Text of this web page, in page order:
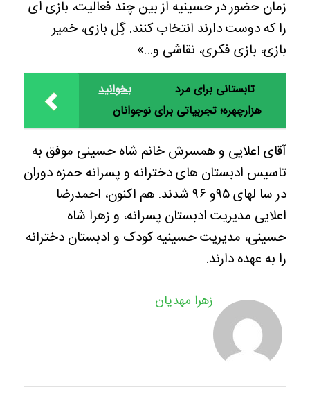
زمان حضور در حسینیه از بین چند فعالیت، بازی ای
را که دوست دارند انتخاب کنند. گِل بازی، خمیر
بازی، بازی فکری، نقاشی و…»
بخوانید
تابستانی برای مرد
هزارچهره؛ تجربیاتی برای نوجوانان
آقای اعلایی و همسرش خانم شاه حسینی موفق به
تاسیس ادبستان های دخترانه و پسرانه حمزه دوران
در سا لهای ۹۵و ۹۶ شدند. هم اکنون، احمدرضا
اعلایی مدیریت ادبستان پسرانه، و زهرا شاه
حسینی، مدیریت حسینیه کودک و ادبستان دخترانه
را به عهده دارند.
زهرا مهدیان